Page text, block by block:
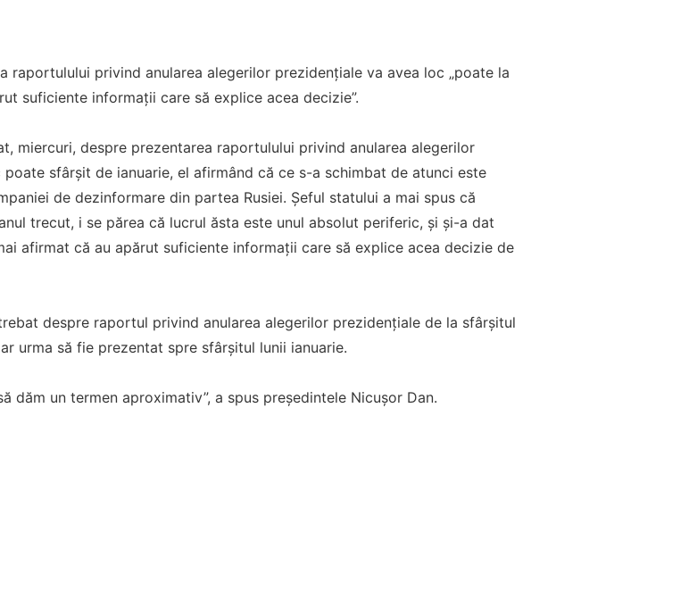
raportulului privind anularea alegerilor prezidenţiale va avea loc „poate la
suficiente informaţii care să explice acea decizie”.
miercuri, despre prezentarea raportulului privind anularea alegerilor
sfârşit de ianuarie, el afirmând că ce s-a schimbat de atunci este
de dezinformare din partea Rusiei. Şeful statului a mai spus că
trecut, i se părea că lucrul ăsta este unul absolut periferic, şi şi-a dat
afirmat că au apărut suficiente informaţii care să explice acea decizie de
despre raportul privind anularea alegerilor prezidenţiale de la sfârşitul
urma să fie prezentat spre sfârşitul lunii ianuarie.
dăm un termen aproximativ”, a spus preşedintele Nicuşor Dan.